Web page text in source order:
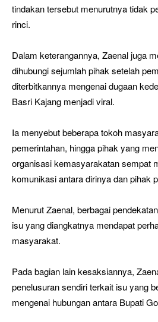
tindakan tersebut menurutnya tidak
rinci.
Dalam keterangannya, Zaenal juga
dihubungi sejumlah pihak setelah
diterbitkannya mengenai dugaan
Basri Kajang menjadi viral.
Ia menyebut beberapa tokoh
pemerintahan, hingga pihak yang
organisasi kemasyarakatan sempat
komunikasi antara dirinya dan pihak
Menurut Zaenal, berbagai
isu yang diangkatnya mendapat
masyarakat.
Pada bagian lain kesaksiannya,
penelusuran sendiri terkait isu yang
mengenai hubungan antara Bupati